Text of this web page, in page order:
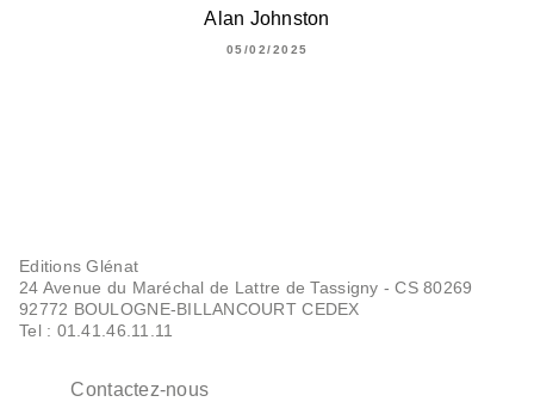
Alan Johnston
05/02/2025
Editions Glénat
24 Avenue du Maréchal de Lattre de Tassigny - CS 80269
92772 BOULOGNE-BILLANCOURT CEDEX
Tel : 01.41.46.11.11
Contactez-nous